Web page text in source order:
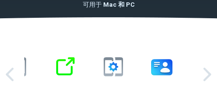
可用于 Mac 和 PC